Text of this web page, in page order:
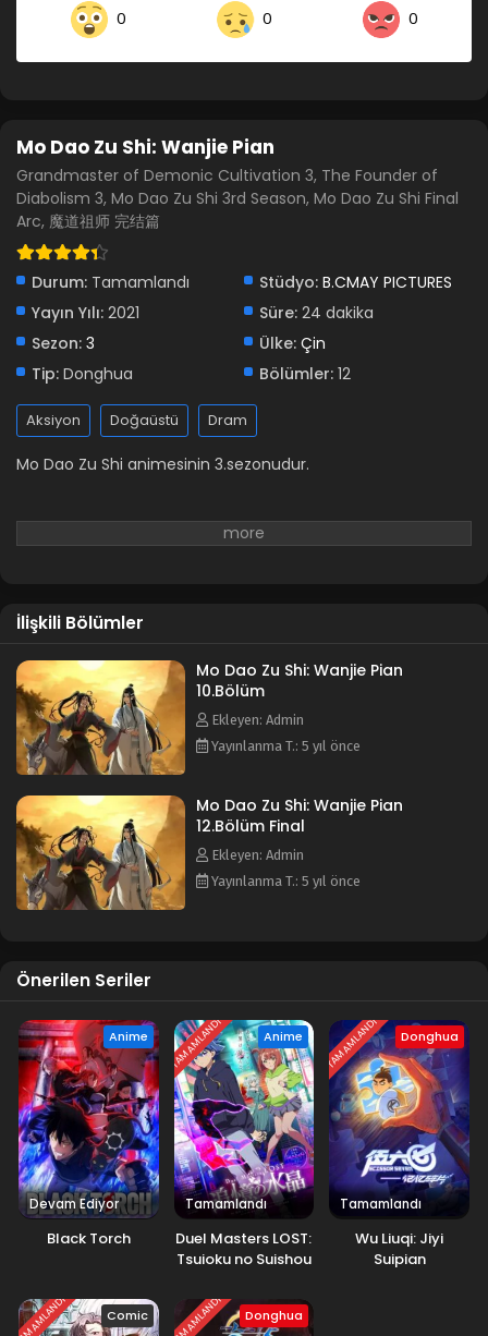
Mo Dao Zu Shi: Wanjie Pian 1.Bölüm
0 0 0
Mo Dao Zu Shi: Wanjie Pian
Grandmaster of Demonic Cultivation 3, The Founder of
Diabolism 3, Mo Dao Zu Shi 3rd Season, Mo Dao Zu Shi Final
Arc, 魔道祖师 完结篇
Durum: Tamamlandı Stüdyo: B.CMAY PICTURES
Yayın Yılı: 2021 Süre: 24 dakika
Sezon: 3 Ülke: Çin
Tip: Donghua Bölümler: 12
Aksiyon Doğaüstü Dram
Mo Dao Zu Shi animesinin 3.sezonudur.
İlişkili Bölümler
Mo Dao Zu Shi: Wanjie Pian
10.Bölüm
Ekleyen: Admin
Yayınlanma T.: 5 yıl önce
Mo Dao Zu Shi: Wanjie Pian
12.Bölüm Final
Ekleyen: Admin
Yayınlanma T.: 5 yıl önce
Önerilen Seriler
Anime
Devam Ediyor
Black Torch
TAMAMLANDI Anime
Tamamlandı
Duel Masters LOST:
Tsuioku no Suishou
TAMAMLANDI Donghua
Tamamlandı
Wu Liuqi: Jiyi
Suipian
TAMAMLANDI Comic TAMAMLANDI Donghua